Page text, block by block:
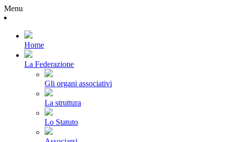
Menu
Home
La Federazione
Gli organi associativi
La struttura
Lo Statuto